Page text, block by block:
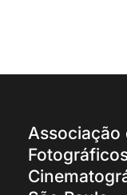
Associação